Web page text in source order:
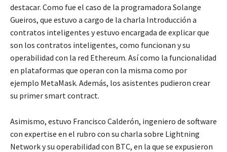
destacar. Como fue el caso de la programadora Solange
Gueiros, que estuvo a cargo de la charla Introducción a
contratos inteligentes y estuvo encargada de explicar que
son los contratos inteligentes, como funcionan y su
operabilidad con la red Ethereum. Así como la funcionalidad
en plataformas que operan con la misma como por
ejemplo MetaMask. Además, los asistentes pudieron crear
su primer smart contract.
Asimismo, estuvo Francisco Calderón, ingeniero de software
con expertise en el rubro con su charla sobre Lightning
Network y su operabilidad con BTC, en la que se expusieron